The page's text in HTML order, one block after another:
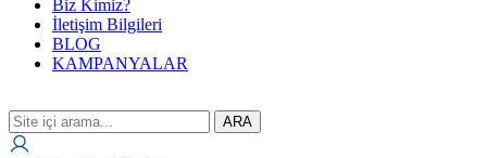
Biz Kimiz?
İletişim Bilgileri
BLOG
KAMPANYALAR
ARA